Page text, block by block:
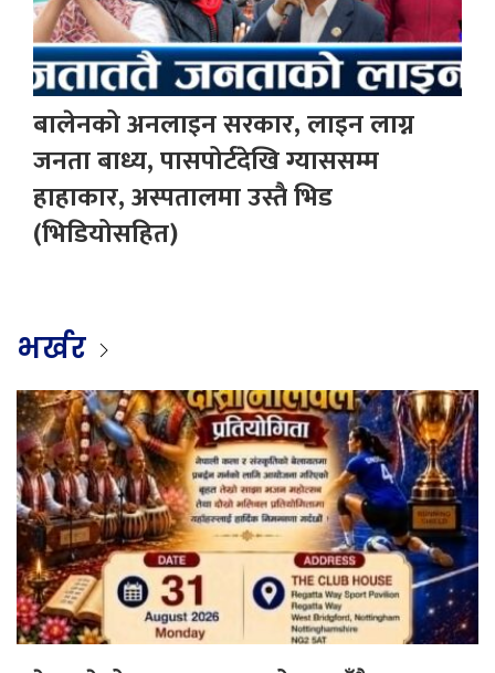
बालेनको अनलाइन सरकार, लाइन लाग्न
जनता बाध्य, पासपोर्टदेखि ग्याससम्म
हाहाकार, अस्पतालमा उस्तै भिड
(भिडियोसहित)
भर्खर